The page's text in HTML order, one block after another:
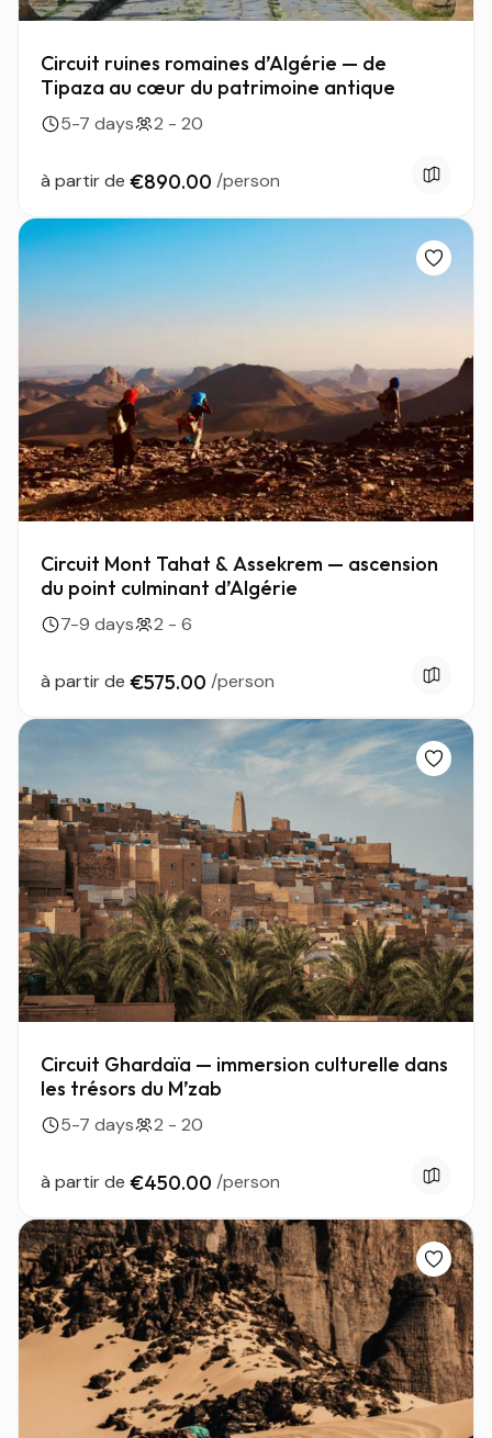
Circuit ruines romaines d’Algérie — de
Tipaza au cœur du patrimoine antique
5-7 days 2 - 20
à partir de €890.00 /person
Circuit Mont Tahat & Assekrem — ascension
du point culminant d’Algérie
7-9 days 2 - 6
à partir de €575.00 /person
Circuit Ghardaïa — immersion culturelle dans
les trésors du M’zab
5-7 days 2 - 20
à partir de €450.00 /person